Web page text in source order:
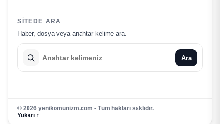
SITEDE ARA
Haber, dosya veya anahtar kelime ara.
Ara
© 2026 yenikomunizm.com • Tüm hakları saklıdır.
Yukarı ↑